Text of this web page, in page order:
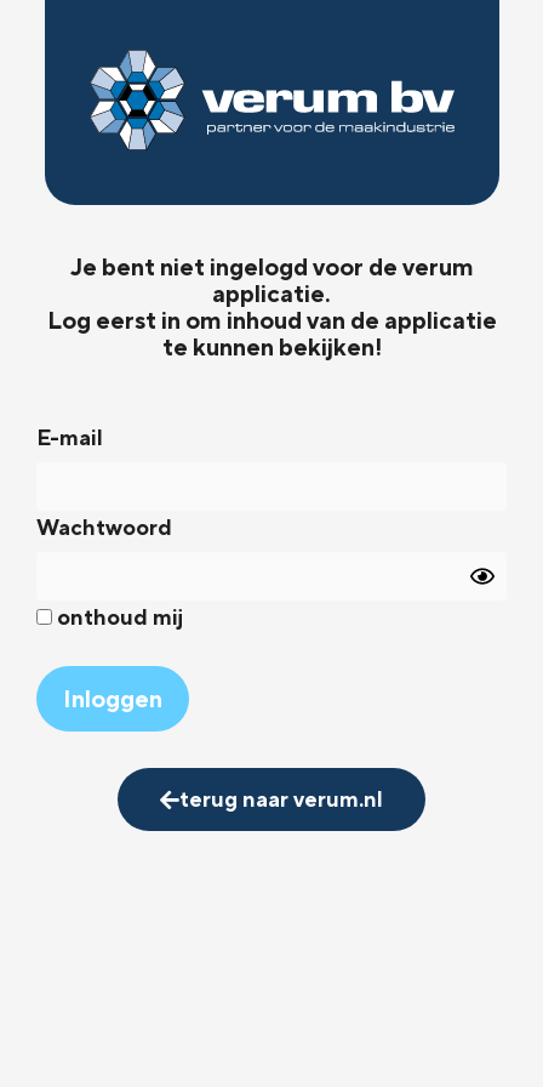
Je bent niet ingelogd voor de verum
applicatie.
Log eerst in om inhoud van de applicatie
te kunnen bekijken!
E-mail
Wachtwoord
onthoud mij
terug naar verum.nl